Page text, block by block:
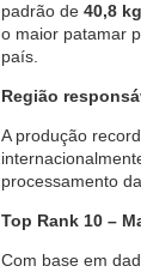
padrão de 40,8 kg
o maior patamar
país.
Região
A produção
processamento
Top Rank 10 –
Com base em